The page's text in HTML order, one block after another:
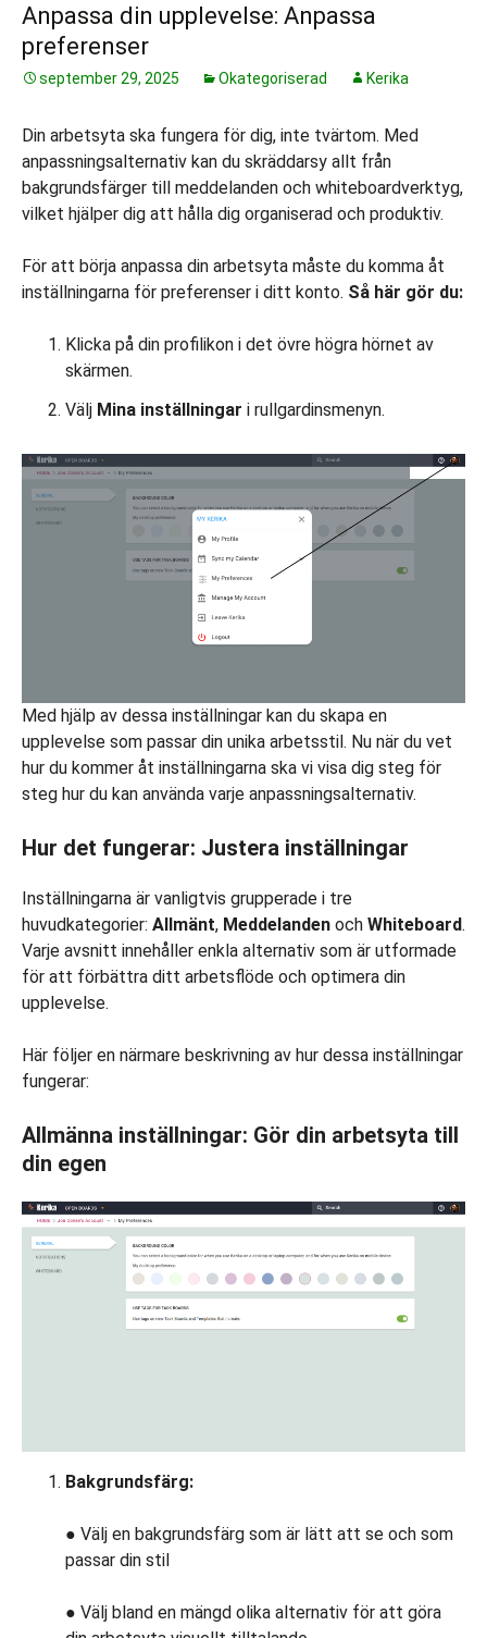
Anpassa din upplevelse: Anpassa
preferenser
september 29, 2025 Okategoriserad Kerika
Din arbetsyta ska fungera för dig, inte tvärtom. Med
anpassningsalternativ kan du skräddarsy allt från
bakgrundsfärger till meddelanden och whiteboardverktyg,
vilket hjälper dig att hålla dig organiserad och produktiv.
För att börja anpassa din arbetsyta måste du komma åt
inställningarna för preferenser i ditt konto. Så här gör du:
Klicka på din profilikon i det övre högra hörnet av
skärmen.
Välj Mina inställningar i rullgardinsmenyn.
Med hjälp av dessa inställningar kan du skapa en
upplevelse som passar din unika arbetsstil. Nu när du vet
hur du kommer åt inställningarna ska vi visa dig steg för
steg hur du kan använda varje anpassningsalternativ.
Hur det fungerar: Justera inställningar
Inställningarna är vanligtvis grupperade i tre
huvudkategorier: Allmänt, Meddelanden och Whiteboard.
Varje avsnitt innehåller enkla alternativ som är utformade
för att förbättra ditt arbetsflöde och optimera din
upplevelse.
Här följer en närmare beskrivning av hur dessa inställningar
fungerar:
Allmänna inställningar: Gör din arbetsyta till
din egen
Bakgrundsfärg:
● Välj en bakgrundsfärg som är lätt att se och som
passar din stil
● Välj bland en mängd olika alternativ för att göra